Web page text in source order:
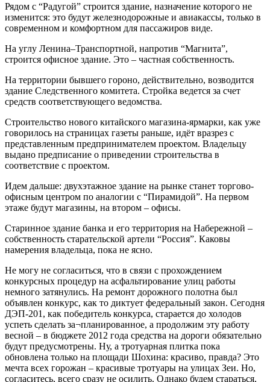
Рядом с “Радугой” строится здание, назначение которого не
изменится: это будут железнодорожные и авиакассы, только в
современном и комфортном для пассажиров виде.
На углу Ленина–Транспортной, напротив “Магнита”,
строится офисное здание. Это – частная собственность.
На территории бывшего гороно, действительно, возводится
здание Следственного комитета. Стройка ведется за счет
средств соответствующего ведомства.
Строительство нового китайского магазина-ярмарки, как уже
говорилось на страницах газеты раньше, идёт вразрез с
представленным предпринимателем проектом. Владельцу
выдано предписание о приведении строительства в
соответствие с проектом.
Идем дальше: двухэтажное здание на рынке станет торгово-
офисным центром по аналогии с “Пирамидой”. На первом
этаже будут магазины, на втором – офисы.
Старинное здание банка и его территория на Набережной –
собственность старательской артели “Россия”. Каковы
намерения владельца, пока не ясно.
Не могу не согласиться, что в связи с прохождением
конкурсных процедур на асфальтирование улиц работы
немного затянулись. На ремонт дорожного полотна был
объявлен конкурс, как то диктует федеральный закон. Сегодня
ДЭП-201, как победитель конкурса, старается до холодов
успеть сделать за¬планированное, а продолжим эту работу
весной – в бюджете 2012 года средства на дороги обязательно
будут предусмотрены. Ну, а тротуарная плитка пока
обновлена только на площади Шохина: красиво, правда? Это
мечта всех горожан – красивые тротуары на улицах Зеи. Но,
согласитесь, всего сразу не осилить. Однако будем стараться,